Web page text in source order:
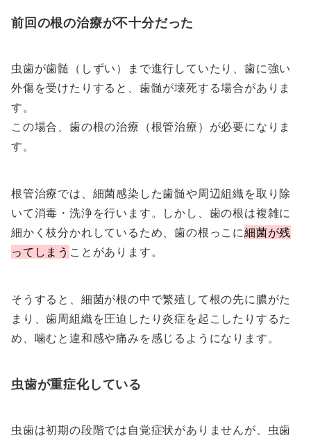
前回の根の治療が不十分だった
虫歯が歯髄（しずい）まで進行していたり、歯に強い
外傷を受けたりすると、歯髄が壊死する場合がありま
す。
この場合、歯の根の治療（根管治療）が必要になりま
す。
根管治療では、細菌感染した歯髄や周辺組織を取り除
いて消毒・洗浄を行います。しかし、歯の根は複雑に
細かく枝分かれしているため、歯の根っこに細菌が残
ってしまう ことがあります。
そうすると、細菌が根の中で繁殖して根の先に膿がた
まり、歯周組織を圧迫したり炎症を起こしたりするた
め、噛むと違和感や痛みを感じるようになります。
虫歯が重症化している
虫歯は初期の段階では自覚症状がありませんが、虫歯